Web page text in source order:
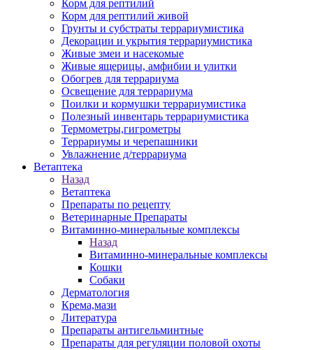
Корм для рептилий
Корм для рептилий живой
Грунты и субстраты террариумистика
Декорации и укрытия террариумистика
Живые змеи и насекомые
Живые ящерицы, амфибии и улитки
Обогрев для террариума
Освещение для террариума
Поилки и кормушки террариумистика
Полезный инвентарь террариумистика
Термометры,гигрометры
Террариумы и черепашники
Увлажнение д/террариума
Ветаптека
Назад
Ветаптека
Препараты по рецепту
Ветеринарные Препараты
Витаминно-минеральные комплексы
Назад
Витаминно-минеральные комплексы
Кошки
Собаки
Дерматология
Крема,мази
Литература
Препараты антигельминтные
Препараты для регуляции половой охоты